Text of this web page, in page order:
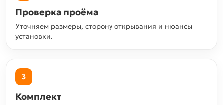
Проверка проёма
Уточняем размеры, сторону открывания и нюансы
установки.
3
Комплект